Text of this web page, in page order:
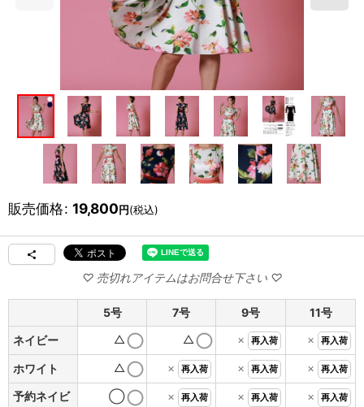
販売価格: 19,800円(税込)
5号 7号 9号
11号
ネイビー
△ △ × 再入荷 × 再入荷
ホワイト △ × 再入荷 × 再入荷 × 再入荷
予約ネイビ
◯ × 再入荷 × 再入荷 × 再入荷